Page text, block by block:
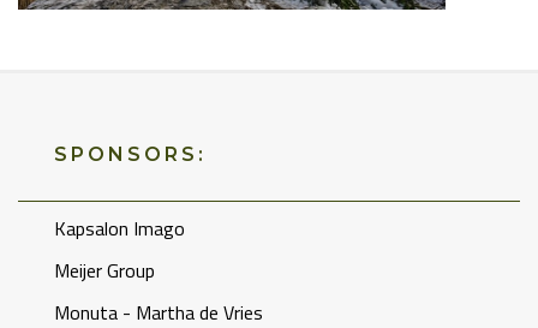
SPONSORS:
Kapsalon Imago
Meijer Group
Monuta - Martha de Vries